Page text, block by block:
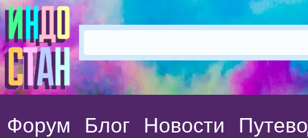
Форум Блог Новости